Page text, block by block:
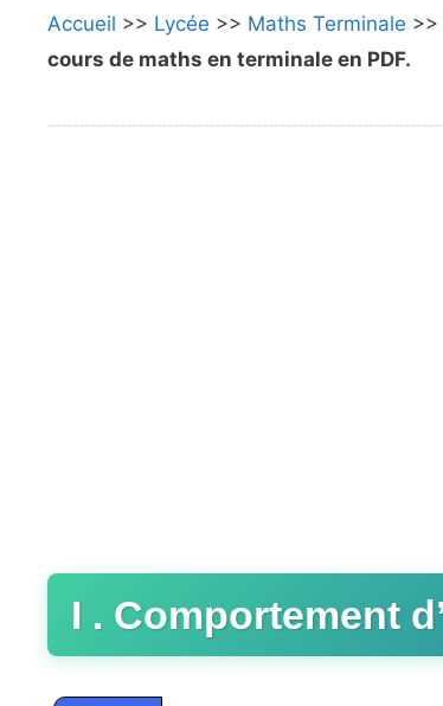
Accueil >> Lycée >> Maths Terminale >>
cours de maths en terminale en PDF.
I . Comportement